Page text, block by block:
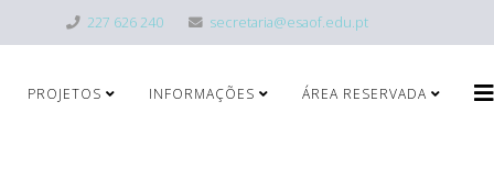
227 626 240 secretaria@esaof.edu.pt
PROJETOS INFORMAÇÕES ÁREA RESERVADA